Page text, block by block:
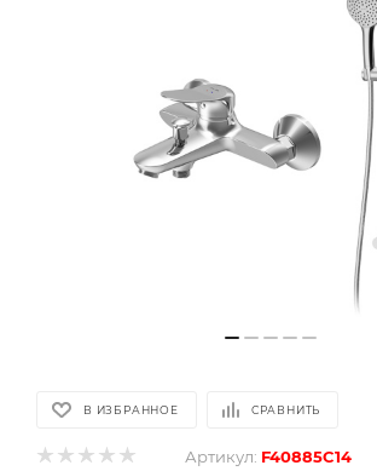
В ИЗБРАННОЕ СРАВНИТЬ
Артикул: F40885C14